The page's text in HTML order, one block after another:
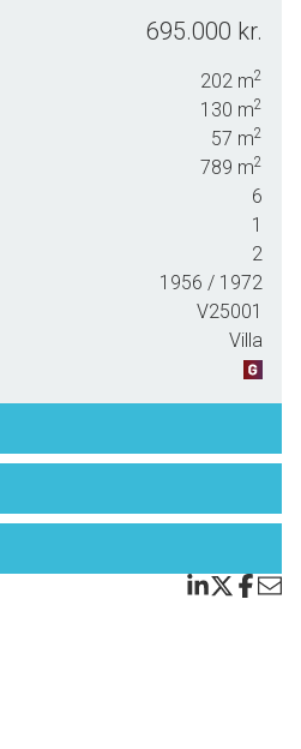
er i gåafstand.
har separat lejlighed på 1 sal,
/ redskabsrum, fyrrum mm -
som vil kunne opdeles til flere
pladskrævende familie, mindre
som feriebolig.
til entré med videre adgang til
mellemgang til køkken og
vejen samt indgang til stue. Der
et badeværelse. Desuden er
med 2 stuer, værelse og
/ indgang fra vej/have siden.
- og kan anvendes som
695.000 kr.
202 m2
130 m2
57 m2
789 m2
6
1
2
1956 / 1972
V25001
Villa